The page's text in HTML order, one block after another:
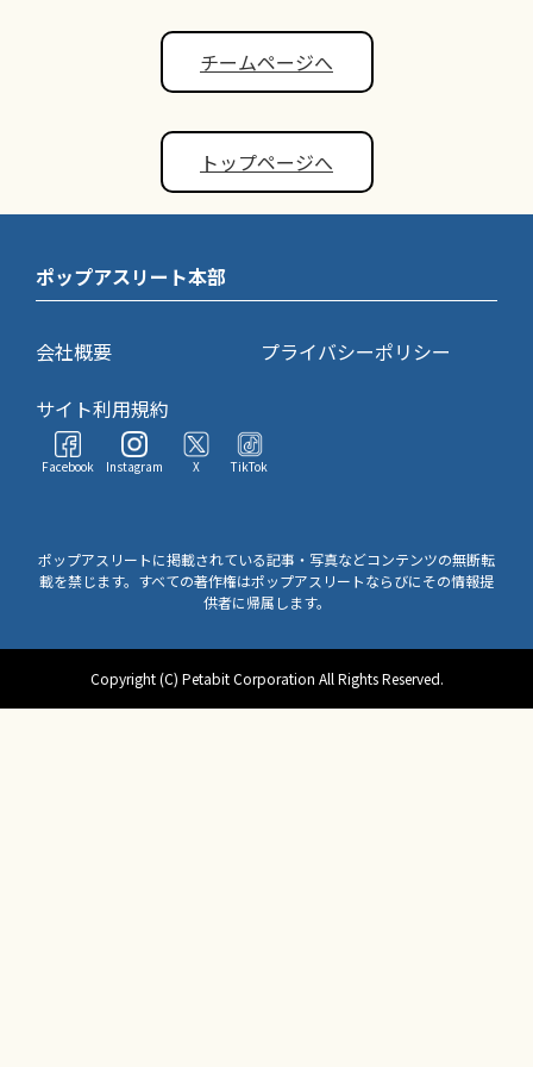
チームページへ
トップページへ
ポップアスリート本部
会社概要
プライバシーポリシー
サイト利用規約
Facebook Instagram X TikTok
ポップアスリートに掲載されている記事・写真などコンテンツの無断転
載を禁じます。すべての著作権はポップアスリートならびにその情報提
供者に帰属します。
Copyright (C) Petabit Corporation All Rights Reserved.